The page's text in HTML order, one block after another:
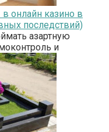
онлайн казино в
последствий)
азартную
и